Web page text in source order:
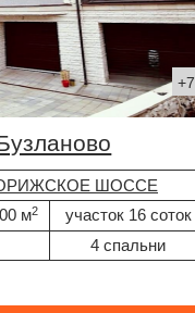
+7
ШОССЕ
м2
участок 16 соток
4 спальни